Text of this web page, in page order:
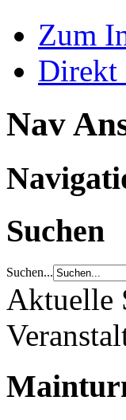
Zum
Direkt
Nav
Suchen
Suchen...
Aktuelle